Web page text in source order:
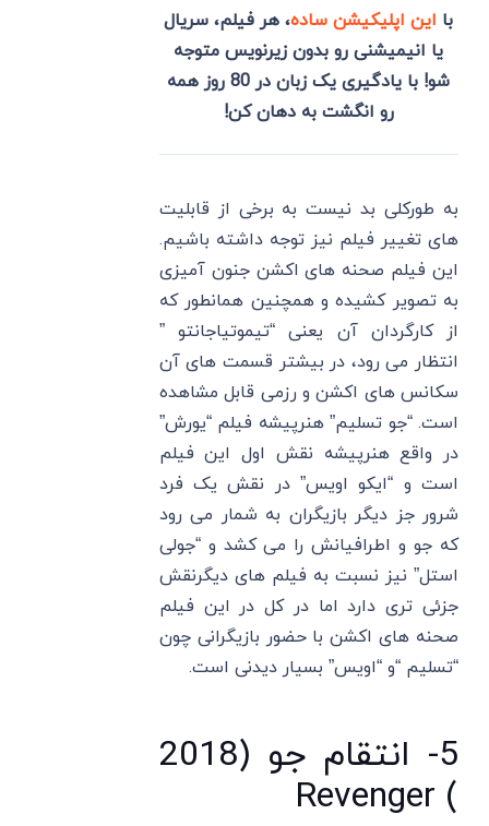
با این اپلیکیشن ساده، هر فیلم، سریال
یا انیمیشنی رو بدون زیرنویس متوجه
شو! با یادگیری یک زبان در 80 روز همه
رو انگشت به دهان کن!
به طورکلی بد نیست به برخی از قابلیت
های تغییر فیلم نیز توجه داشته باشیم.
این فیلم صحنه های اکشن جنون آمیزی
به تصویر کشیده و همچنین همانطور که
از کارگردان آن یعنی “تیموتیاجانتو ”
انتظار می رود، در بیشتر قسمت های آن
سکانس های اکشن و رزمی قابل مشاهده
است. “جو تسلیم” هنرپیشه فیلم “یورش”
در واقع هنرپیشه نقش اول این فیلم
است و “ایکو اویس” در نقش یک فرد
شرور جز دیگر بازیگران به شمار می رود
که جو و اطرافیانش را می کشد و “جولی
استل” نیز نسبت به فیلم های دیگرنقش
جزئی تری دارد اما در کل در این فیلم
صحنه های اکشن با حضور بازیگرانی چون
“تسلیم “و “اویس” بسیار دیدنی است.
5- انتقام جو (2018
) Revenger